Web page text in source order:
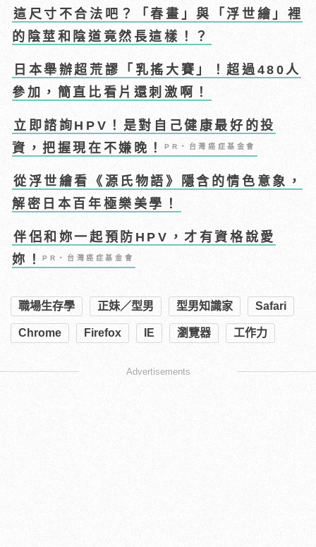
這尺寸不合法吧？「春畫」與「浮世繪」裡
的陰莖和陰道竟然長這樣！？
日本舉辦超荒謬「乳搖大賽」！超過480人
參加，簡直比看片還刺激啊！
立即諮詢HPV！是對自己健康最好的投
資，把握現在不嫌晚！PR・台灣癌症基金會
從浮世繪看《源氏物語》隱含的情色意象，
解密日本百年極樂美學！
伴侶和妳一起預防HPV，才有資格說愛
妳！PR・台灣癌症基金會
職場生存學 正妹／型男 型男知識家 Safari
Chrome Firefox IE 瀏覽器 工作力
Advertisements